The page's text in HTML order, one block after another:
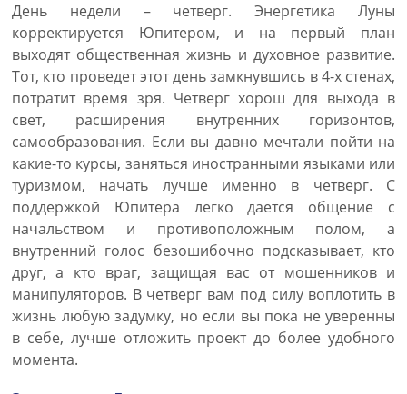
День недели – четверг. Энергетика Луны
корректируется Юпитером, и на первый план
выходят общественная жизнь и духовное развитие.
Тот, кто проведет этот день замкнувшись в 4-х стенах,
потратит время зря. Четверг хорош для выхода в
свет, расширения внутренних горизонтов,
самообразования. Если вы давно мечтали пойти на
какие-то курсы, заняться иностранными языками или
туризмом, начать лучше именно в четверг. С
поддержкой Юпитера легко дается общение с
начальством и противоположным полом, а
внутренний голос безошибочно подсказывает, кто
друг, а кто враг, защищая вас от мошенников и
манипуляторов. В четверг вам под силу воплотить в
жизнь любую задумку, но если вы пока не уверенны
в себе, лучше отложить проект до более удобного
момента.